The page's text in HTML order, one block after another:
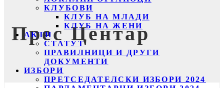
КЛУБОВИ
КЛУБ НА МЛАДИ
КЛУБ НА ЖЕНИ
АКТИ
СТАТУТ
ПРАВИЛНИЦИ И ДРУГИ
ДОКУМЕНТИ
ИЗБОРИ
ПРЕТСЕДАТЕЛСКИ ИЗБОРИ 2024
Прес Центар